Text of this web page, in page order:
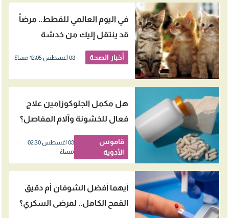
في اليوم العالمي للقطط.. مرضاً
قد ينتقل إليك من خدشة
بسيطة
أخبار الصحة 08 اغسطس 12:05 مساءً
هل مكمل الجلوكوزامين علاج
فعال للخشونة وآلام المفاصل؟
قاموس
الأدوية
08 اغسطس 02:30
مساءً
أيهما أفضل الشوفان أم دقيق
القمح الكامل.. لمرضى السكري؟